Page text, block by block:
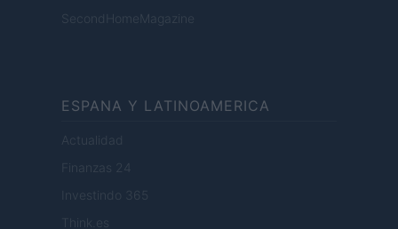
SecondHomeMagazine
ESPANA Y LATINOAMERICA
Actualidad
Finanzas 24
Investindo 365
Think.es